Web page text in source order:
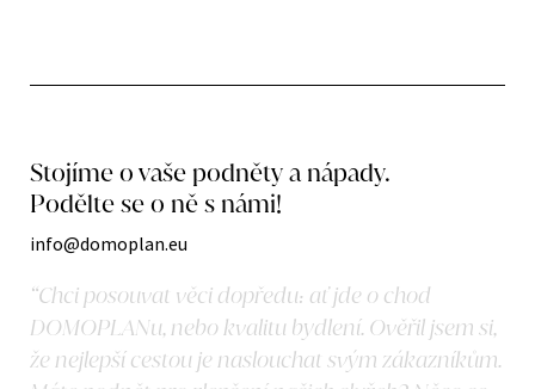
Stojíme o vaše podněty a nápady.
Podělte se o ně s námi!
info@domoplan.eu
“Chci posouvat věci dopředu: ať jde o chod
DOMOPLANu, nebo kvalitu bydlení. Ověřil jsem si,
že nejlepší cestou je naslouchat svým zákazníkům.